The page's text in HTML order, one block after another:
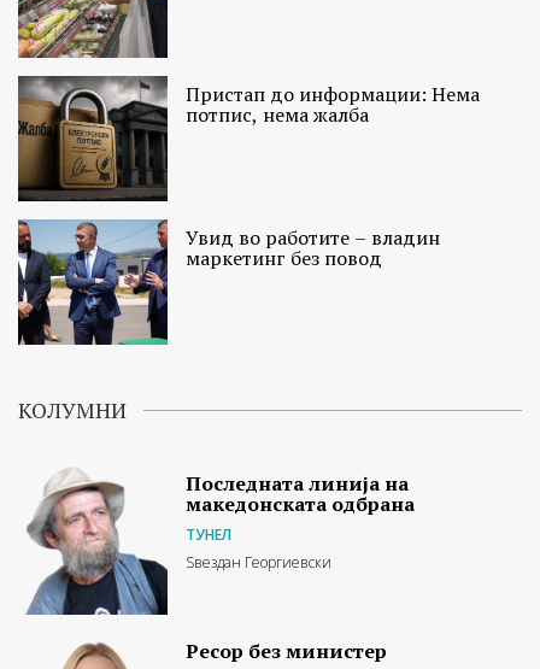
Пристап до информации: Нема
потпис, нема жалба
Увид во работите – владин
маркетинг без повод
КОЛУМНИ
Последната линија на
македонската одбрана
ТУНЕЛ
Ѕвездан Георгиевски
Ресор без министер